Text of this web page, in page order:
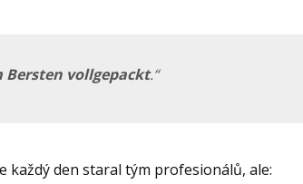
Bersten vollgepackt.“
každý den staral tým profesionálů, ale: